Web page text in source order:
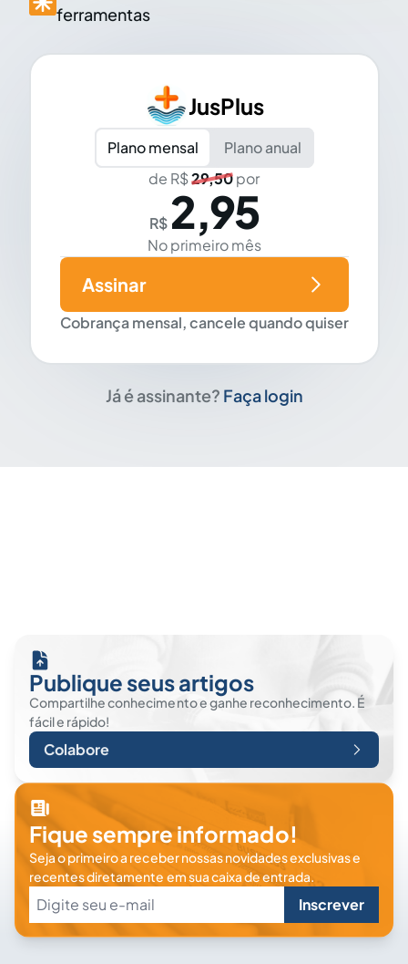
ferramentas
JusPlus
Plano mensal
Plano anual
de R$29,50por
R$ 2,95
No primeiro mês
Cobrança mensal, cancele quando quiser
Assinar
Já é assinante? Faça login
Publique seus artigos
Compartilhe conhecimento e ganhe reconhecimento. É
fácil e rápido!
Colabore
Fique sempre informado!
Seja o primeiro a receber nossas novidades exclusivas e
recentes diretamente em sua caixa de entrada.
Inscrever